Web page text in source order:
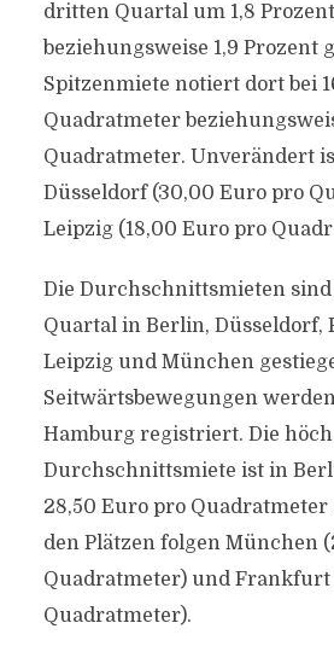
dritten Quartal um 1,8 Prozent
beziehungsweise 1,9 Prozent
Spitzenmiete notiert dort bei
Quadratmeter
Quadratmeter. Unverändert
Düsseldorf (30,00 Euro pro
Leipzig (18,00 Euro pro
Die Durchschnittsmieten
Quartal in Berlin, Düsseldorf,
Leipzig und München
Seitwärtsbewegungen
Hamburg registriert. Die
Durchschnittsmiete ist in
28,50 Euro pro
den Plätzen folgen München
Quadratmeter) und Frankfurt
Quadratmeter).